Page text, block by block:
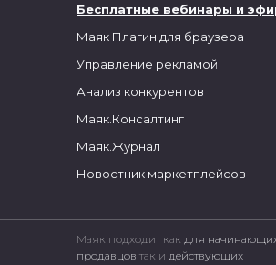
Бесплатные вебинары и
Маяк Плагин для браузера
Управление рекламой
Анализ конкурентов
Маяк.Консалтинг
Маяк.Журнал
Новостник маркетплейсов
Маяк подходит как для
продавцов так и действующих